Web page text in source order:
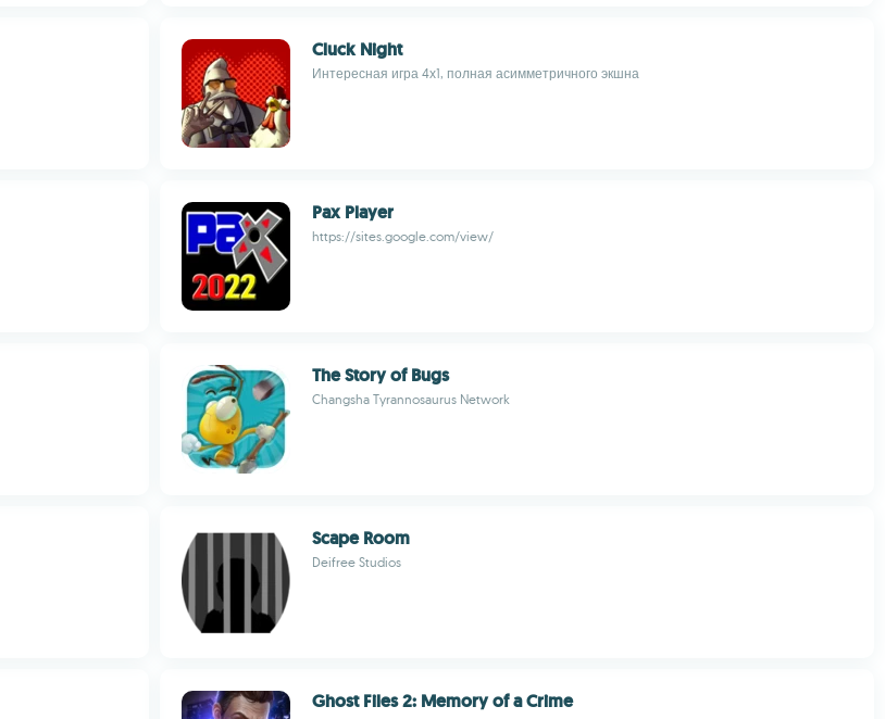
Cluck Night
Интересная игра 4х1, полная асимметричного экшна
Pax Player
https://sites.google.com/view/
The Story of Bugs
Changsha Tyrannosaurus Network
Scape Room
Deifree Studios
Ghost Files 2: Memory of a Crime